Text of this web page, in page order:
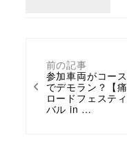
前の記事
参加車両がコース
でデモラン？【痛
ロードフェスティ
バル in …